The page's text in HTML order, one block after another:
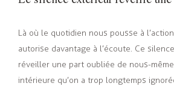
Là où le quotidien nous pousse à
autorise davantage à l’écoute. Ce
réveiller une part oubliée de nous-
intérieure qu’on a trop longtemps